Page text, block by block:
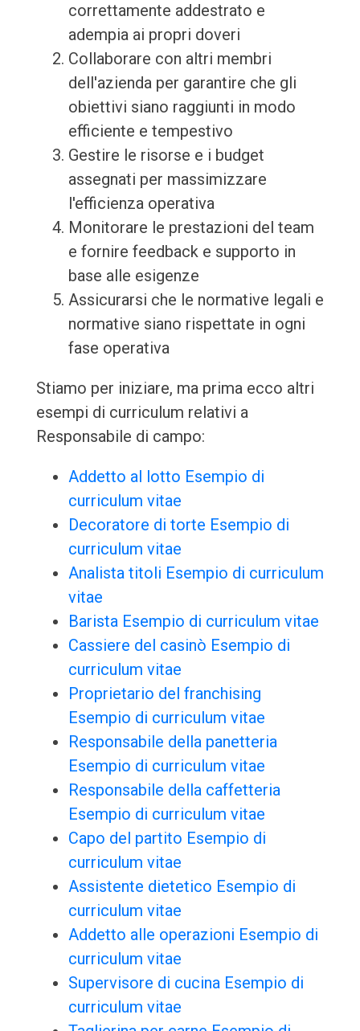
correttamente addestrato e
adempia ai propri doveri
Collaborare con altri membri
dell'azienda per garantire che gli
obiettivi siano raggiunti in modo
efficiente e tempestivo
Gestire le risorse e i budget
assegnati per massimizzare
l'efficienza operativa
Monitorare le prestazioni del team
e fornire feedback e supporto in
base alle esigenze
Assicurarsi che le normative legali e
normative siano rispettate in ogni
fase operativa
Stiamo per iniziare, ma prima ecco altri
esempi di curriculum relativi a
Responsabile di campo:
Addetto al lotto Esempio di
curriculum vitae
Decoratore di torte Esempio di
curriculum vitae
Analista titoli Esempio di curriculum
vitae
Barista Esempio di curriculum vitae
Cassiere del casinò Esempio di
curriculum vitae
Proprietario del franchising
Esempio di curriculum vitae
Responsabile della panetteria
Esempio di curriculum vitae
Responsabile della caffetteria
Esempio di curriculum vitae
Capo del partito Esempio di
curriculum vitae
Assistente dietetico Esempio di
curriculum vitae
Addetto alle operazioni Esempio di
curriculum vitae
Supervisore di cucina Esempio di
curriculum vitae